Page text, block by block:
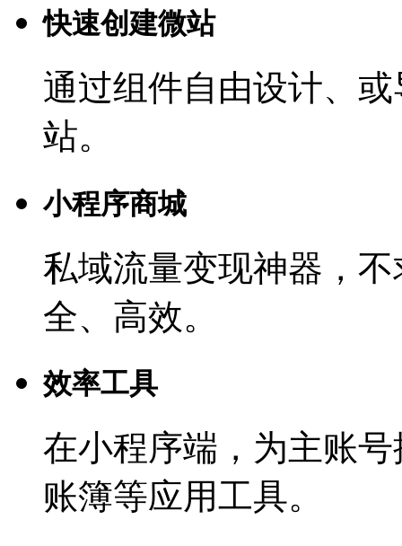
快速创建微站
通过组件自由设计、
站。
小程序商城
私域流量变现神器，
全、高效。
效率工具
在小程序端，为主账
账簿等应用工具。